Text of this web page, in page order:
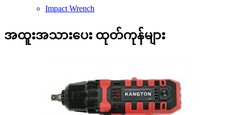
Impact Wrench
အထူးအသားပေး ထုတ်ကုန်များ